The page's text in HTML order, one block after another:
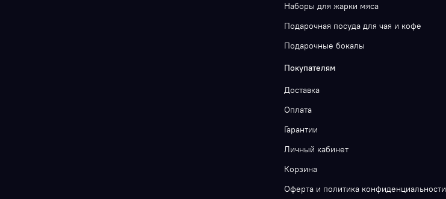
Наборы для жарки мяса
Подарочная посуда для чая и кофе
Подарочные бокалы
Покупателям
Доставка
Оплата
Гарантии
Личный кабинет
Корзина
Оферта и политика конфиденциальности